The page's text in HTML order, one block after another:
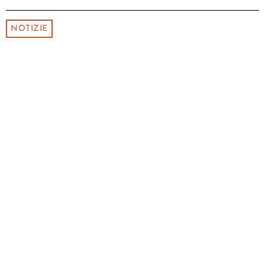
NOTIZIE